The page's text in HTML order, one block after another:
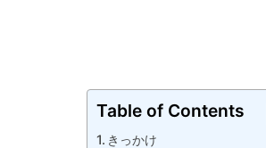
Table of Contents
きっかけ